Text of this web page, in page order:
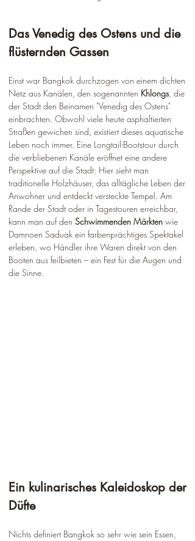
Das Venedig des Ostens und die
flüsternden Gassen
Einst war Bangkok durchzogen von einem dichten
Netz aus Kanälen, den sogenannten Khlongs, die
der Stadt den Beinamen "Venedig des Ostens"
einbrachten. Obwohl viele heute asphaltierten
Straßen gewichen sind, existiert dieses aquatische
Leben noch immer. Eine Longtail-Bootstour durch
die verbliebenen Kanäle eröffnet eine andere
Perspektive auf die Stadt: Hier sieht man
traditionelle Holzhäuser, das alltägliche Leben der
Anwohner und entdeckt versteckte Tempel. Am
Rande der Stadt oder in Tagestouren erreichbar,
kann man auf den Schwimmenden Märkten wie
Damnoen Saduak ein farbenprächtiges Spektakel
erleben, wo Händler ihre Waren direkt von den
Booten aus feilbieten – ein Fest für die Augen und
die Sinne.
Ein kulinarisches Kaleidoskop der
Düfte
Nichts definiert Bangkok so sehr wie sein Essen,